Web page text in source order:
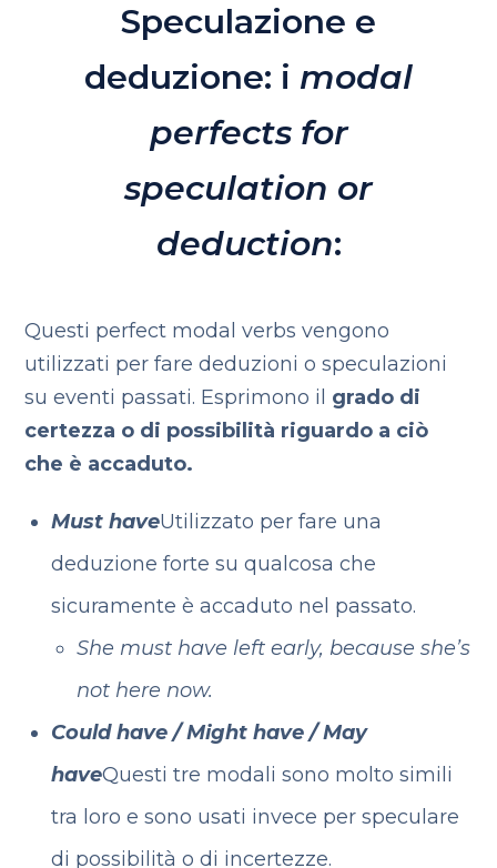
Speculazione e
deduzione: i modal
perfects for
speculation or
deduction:
Questi perfect modal verbs vengono
utilizzati per fare deduzioni o speculazioni
su eventi passati. Esprimono il grado di
certezza o di possibilità riguardo a ciò
che è accaduto.
Must haveUtilizzato per fare una
deduzione forte su qualcosa che
sicuramente è accaduto nel passato.
She must have left early, because she’s
not here now.
Could have / Might have / May
haveQuesti tre modali sono molto simili
tra loro e sono usati invece per speculare
di possibilità o di incertezze.